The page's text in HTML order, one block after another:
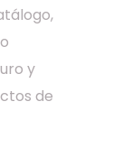
y
de